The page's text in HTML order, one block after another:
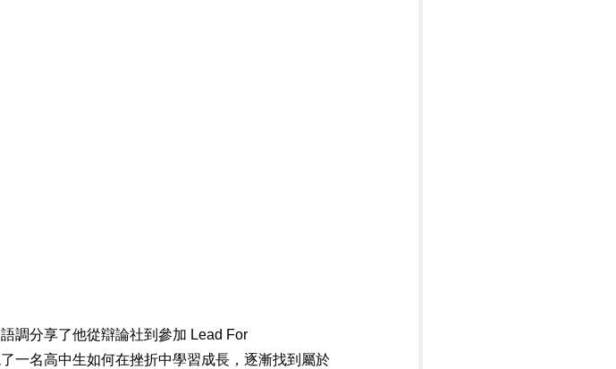
調分享了他從辯論社到參加 Lead For
一名高中生如何在挫折中學習成長，逐漸找到屬於